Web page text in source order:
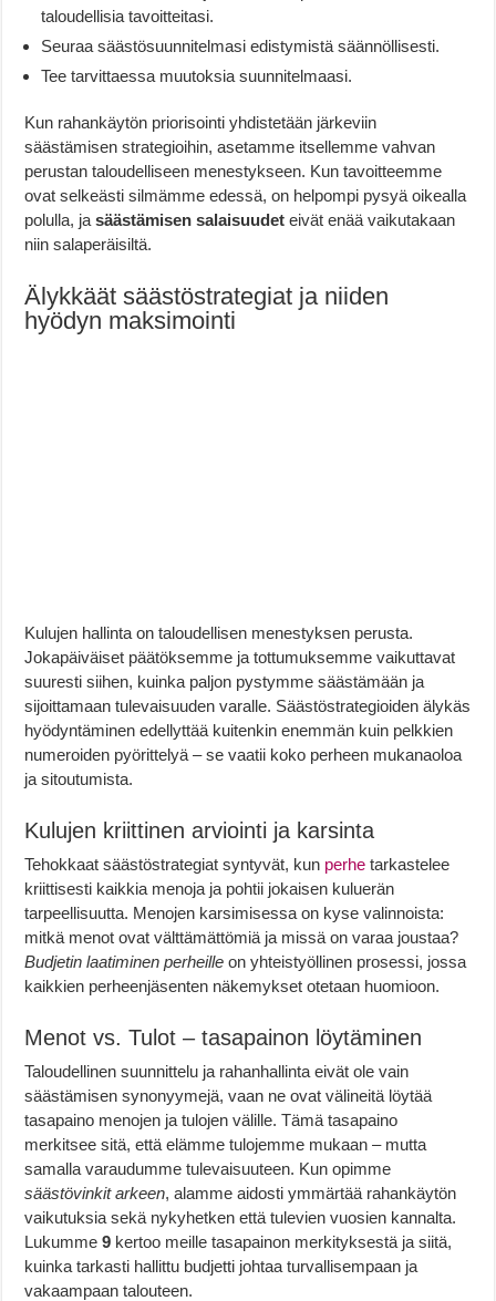
taloudellisia tavoitteitasi.
Seuraa säästösuunnitelmasi edistymistä säännöllisesti.
Tee tarvittaessa muutoksia suunnitelmaasi.
Kun rahankäytön priorisointi yhdistetään järkeviin
säästämisen strategioihin, asetamme itsellemme vahvan
perustan taloudelliseen menestykseen. Kun tavoitteemme
ovat selkeästi silmämme edessä, on helpompi pysyä oikealla
polulla, jasäästämisen salaisuudet eivät enää vaikutakaan
niin salaperäisiltä.
Älykkäät säästöstrategiat ja niiden
hyödyn maksimointi
Kulujen hallinta on taloudellisen menestyksen perusta.
Jokapäiväiset päätöksemme ja tottumuksemme vaikuttavat
suuresti siihen, kuinka paljon pystymme säästämään ja
sijoittamaan tulevaisuuden varalle. Säästöstrategioiden älykäs
hyödyntäminen edellyttää kuitenkin enemmän kuin pelkkien
numeroiden pyörittelyä – se vaatii koko perheen mukanaoloa
ja sitoutumista.
Kulujen kriittinen arviointi ja karsinta
Tehokkaat säästöstrategiat syntyvät, kun perhe tarkastelee
kriittisesti kaikkia menoja ja pohtii jokaisen kuluerän
tarpeellisuutta. Menojen karsimisessa on kyse valinnoista:
mitkä menot ovat välttämättömiä ja missä on varaa joustaa?
Budjetin laatiminen perheille on yhteistyöllinen prosessi, jossa
kaikkien perheenjäsenten näkemykset otetaan huomioon.
Menot vs. Tulot – tasapainon löytäminen
Taloudellinen suunnittelu ja rahanhallinta eivät ole vain
säästämisen synonyymejä, vaan ne ovat välineitä löytää
tasapaino menojen ja tulojen välille. Tämä tasapaino
merkitsee sitä, että elämme tulojemme mukaan – mutta
samalla varaudumme tulevaisuuteen. Kun opimme
säästövinkit arkeen, alamme aidosti ymmärtää rahankäytön
vaikutuksia sekä nykyhetken että tulevien vuosien kannalta.
Lukumme9 kertoo meille tasapainon merkityksestä ja siitä,
kuinka tarkasti hallittu budjetti johtaa turvallisempaan ja
vakaampaan talouteen.